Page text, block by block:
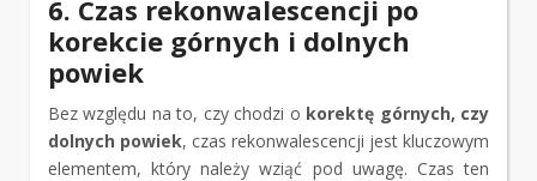
6. Czas rekonwalescencji po
korekcie górnych i dolnych
powiek
Bez względu na to, czy chodzi o korektę górnych, czy
dolnych powiek, czas rekonwalescencji jest kluczowym
elementem, który należy wziąć pod uwagę. Czas ten